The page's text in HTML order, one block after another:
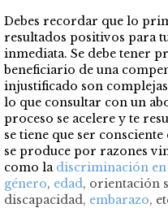
Debes recordar que lo
resultados positivos para
inmediata. Se debe tener
beneficiario de una
injustificado son
lo que consultar con un
proceso se acelere y te
se tiene que ser consciente
se produce por razones
como la discriminación
género, edad , orientación
discapacidad, embarazo,